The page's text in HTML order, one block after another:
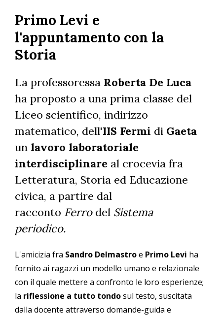
main
content
Primo Levi e
l'appuntamento con la
Storia
La professoressa Roberta De Luca
ha proposto a una prima classe del
Liceo scientifico, indirizzo
matematico, dell'IIS Fermi di Gaeta
un lavoro laboratoriale
interdisciplinare al crocevia fra
Letteratura, Storia ed Educazione
civica, a partire dal
racconto Ferro del Sistema
periodico.
L'amicizia fra Sandro Delmastroe Primo Levi ha
fornito ai ragazzi un modello umano e relazionale
con il quale mettere a confronto le loro esperienze;
la riflessione a tutto tondosul testo, suscitata
dalla docente attraverso domande-guida e